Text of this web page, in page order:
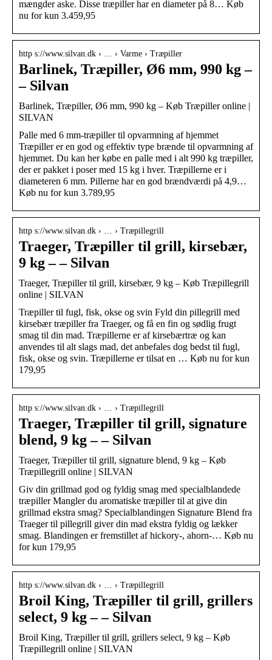
mængder aske. Disse træpiller har en diameter på 8… Køb
nu for kun 3.459,95
http s://www.silvan.dk › … › Varme › Træpiller
Barlinek, Træpiller, Ø6 mm, 990 kg –
– Silvan
Barlinek, Træpiller, Ø6 mm, 990 kg – Køb Træpiller online |
SILVAN
Palle med 6 mm-træpiller til opvarmning af hjemmet
Træpiller er en god og effektiv type brænde til opvarmning af
hjemmet. Du kan her købe en palle med i alt 990 kg træpiller,
der er pakket i poser med 15 kg i hver. Træpillerne er i
diameteren 6 mm. Pillerne har en god brændværdi på 4,9…
Køb nu for kun 3.789,95
http s://www.silvan.dk › … › Træpillegrill
Traeger, Træpiller til grill, kirsebær,
9 kg – – Silvan
Traeger, Træpiller til grill, kirsebær, 9 kg – Køb Træpillegrill
online | SILVAN
Træpiller til fugl, fisk, okse og svin Fyld din pillegrill med
kirsebær træpiller fra Traeger, og få en fin og sødlig frugt
smag til din mad. Træpillerne er af kirsebærtræ og kan
anvendes til alt slags mad, det anbefales dog bedst til fugl,
fisk, okse og svin. Træpillerne er tilsat en … Køb nu for kun
179,95
http s://www.silvan.dk › … › Træpillegrill
Traeger, Træpiller til grill, signature
blend, 9 kg – – Silvan
Traeger, Træpiller til grill, signature blend, 9 kg – Køb
Træpillegrill online | SILVAN
Giv din grillmad god og fyldig smag med specialblandede
træpiller Mangler du aromatiske træpiller til at give din
grillmad ekstra smag? Specialblandingen Signature Blend fra
Traeger til pillegrill giver din mad ekstra fyldig og lækker
smag. Blandingen er fremstillet af hickory-, ahorn-… Køb nu
for kun 179,95
http s://www.silvan.dk › … › Træpillegrill
Broil King, Træpiller til grill, grillers
select, 9 kg – – Silvan
Broil King, Træpiller til grill, grillers select, 9 kg – Køb
Træpillegrill online | SILVAN